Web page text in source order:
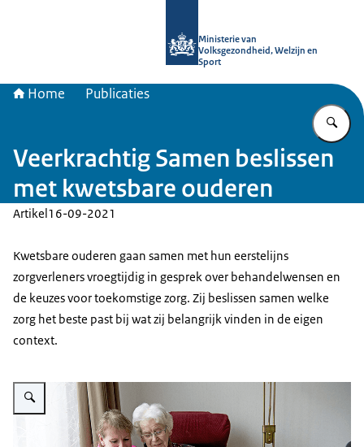
Ministerie van
Volksgezondheid, Welzijn en
Sport
Home Publicaties
Veerkrachtig Samen beslissen
met kwetsbare ouderen
Artikel16-09-2021
Kwetsbare ouderen gaan samen met hun eerstelijns
zorgverleners vroegtijdig in gesprek over behandelwensen en
de keuzes voor toekomstige zorg. Zij beslissen samen welke
zorg het beste past bij wat zij belangrijk vinden in de eigen
context.
Vergroot afbeelding Zorgprofessional praat met oudere dame